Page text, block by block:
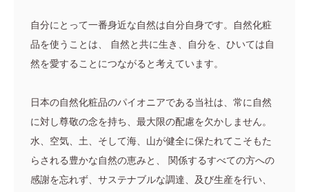
自分にとって一番身近な自然は自分自身です。自然化粧
品を使うことは、
自然と共に生き、自分を、ひいては自
然を愛することにつながると考えています。
日本の自然化粧品のパイオニアである当社は、常に自然
に対し尊敬の念を持ち、最大限の配慮を欠かしません。
水、空気、土、そして海、山が健全に保たれてこそもた
らされる豊かな自然の恵みと、
関係するすべての方への
感謝を忘れず、サステナブルな調達、及び生産を行い、